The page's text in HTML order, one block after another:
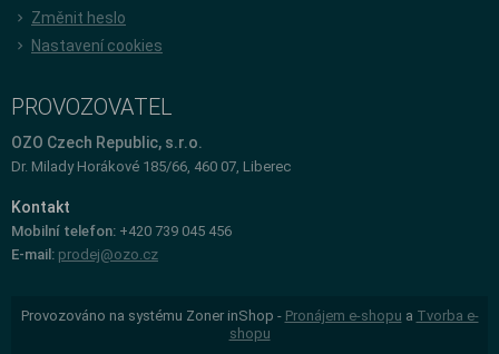
Změnit heslo
Nastavení cookies
PROVOZOVATEL
OZO Czech Republic, s.r.o.
Dr. Milady Horákové 185/66, 460 07, Liberec
Kontakt
Mobilní telefon: +420 739 045 456
E-mail: prodej@ozo.cz
Provozováno na systému Zoner inShop - Pronájem e-shopu a Tvorba e-
shopu